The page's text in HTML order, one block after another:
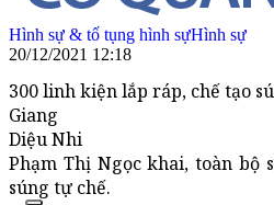
Hình sự & tố tụng hình sựHình sự
20/12/2021 12:18
300 linh kiện lắp ráp, chế tạo
Giang
Diệu Nhi
Phạm Thị Ngọc khai, toàn bộ
súng tự chế.